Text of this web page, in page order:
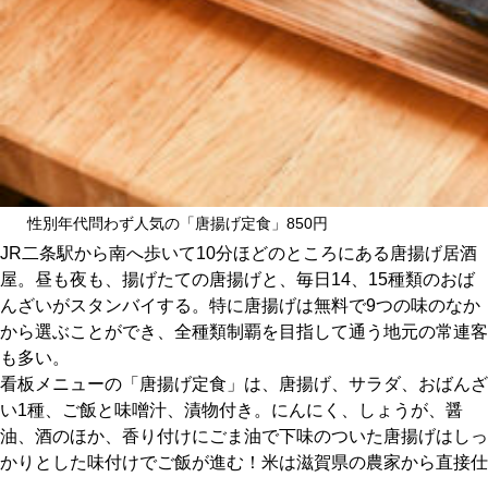
チケットプレゼント応募
MAIN MENU
SERIES
カレーが好き
京都おやつクラブ
私と店のはなし
性別年代問わず人気の「唐揚げ定食」850円
JR二条駅から南へ歩いて10分ほどのところにある唐揚げ居酒
屋。昼も夜も、揚げたての唐揚げと、毎日14、15種類のおば
んざいがスタンバイする。特に唐揚げは無料で9つの味のなか
から選ぶことができ、全種類制覇を目指して通う地元の常連客
も多い。
看板メニューの「唐揚げ定食」は、唐揚げ、サラダ、おばんざ
い1種、ご飯と味噌汁、漬物付き。にんにく、しょうが、醤
油、酒のほか、香り付けにごま油で下味のついた唐揚げはしっ
かりとした味付けでご飯が進む！米は滋賀県の農家から直接仕